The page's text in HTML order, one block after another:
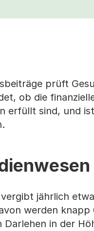
prüft
ob die
erfüllt sind, und
jährlich
werden
Darlehen in der